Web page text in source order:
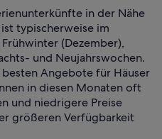
in der Nähe
typischerweise im
(Dezember),
und Neujahrswochen.
Angebote für Häuser
in diesen Monaten oft
und niedrigere Preise
größeren Verfügbarkeit